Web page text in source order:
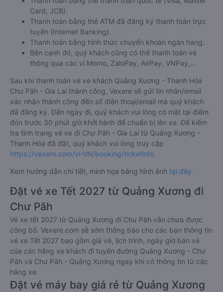
Card, JCB).
Thanh toán bằng thẻ ATM đã đăng ký thanh toán trực
tuyến (Internet Banking).
Thanh toán bằng hình thức chuyển khoản ngân hàng.
Bên cạnh đó, quý khách cũng có thể thanh toán vé
thông qua các ví Momo, ZaloPay, AirPay, VNPay,…
Sau khi thanh toán vé xe khách Quảng Xương - Thanh Hóa
Chư Păh - Gia Lai thành công, Vexere sẽ gửi tin nhắn/email
xác nhận thành công đến số điện thoại/email mà quý khách
đã đăng ký. Đến ngày đi, quý khách vui lòng có mặt tại điểm
đón trước 30 phút giờ khởi hành để chuẩn bị lên xe. Để kiểm
tra tình trạng vé xe đi Chư Păh - Gia Lai từ Quảng Xương -
Thanh Hóa đã đặt, quý khách vui lòng truy cập
https://vexere.com/vi-VN/booking/ticketinfo
Xem hướng dẫn chi tiết, minh họa bằng hình ảnh tại đây.
Đặt vé xe Tết 2027 từ Quảng Xương đi
Chư Păh
Vé xe tết 2027 từ Quảng Xương đi Chư Păh vẫn chưa được
công bố. Vexere.com sẽ sớm thông báo cho các bạn thông tin
vé xe Tết 2027 bao gồm giá vé, lịch trình, ngày giờ bán vé
của các hãng xe khách đi tuyến đường Quảng Xương - Chư
Păh và Chư Păh - Quảng Xương ngay khi có thông tin từ các
hãng xe.
Đặt vé máy bay giá rẻ từ Quảng Xương